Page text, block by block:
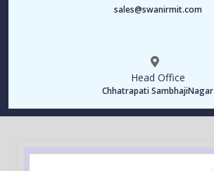
sales@swanirmit.com
Head Office
Chhatrapati SambhajiNagar